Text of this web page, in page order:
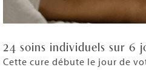
24 soins individuels sur 6
Cette cure débute le jour de